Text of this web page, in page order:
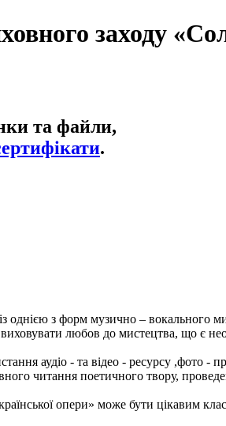
заходу
та файли,
.
однією з форм музично – вокального
любов до мистецтва, що є
аудіо - та відео - ресурсу ,фото -
читання поетичного твору,
опери» може бути цікавим